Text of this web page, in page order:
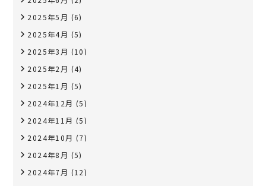
2025年5月 (6)
2025年4月 (5)
2025年3月 (10)
2025年2月 (4)
2025年1月 (5)
2024年12月 (5)
2024年11月 (5)
2024年10月 (7)
2024年8月 (5)
2024年7月 (12)